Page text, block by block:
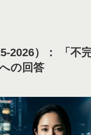
2026）： 「不
の回答